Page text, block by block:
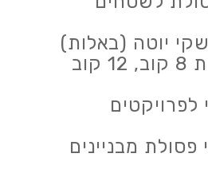
יוטה (באלות)
השכרת מכולות 8 קוב, 12 קוב
לפרויקטים
פסולת מבניינים